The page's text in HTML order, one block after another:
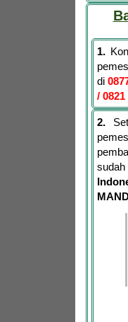
1.
di
/ 0821
2.